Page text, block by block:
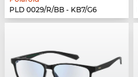
PLD 0029/R/BB - KB7/G6